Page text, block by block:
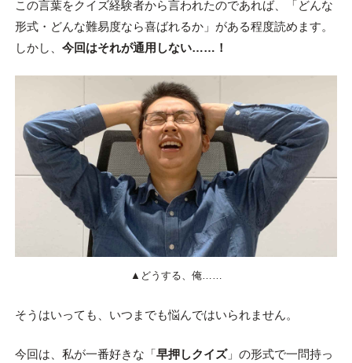
この言葉をクイズ経験者から言われたのであれば、「どんな
形式・どんな難易度なら喜ばれるか」がある程度読めます。
しかし、 今回はそれが通用しない……！
▲どうする、俺……
そうはいっても、いつまでも悩んではいられません。
今回は、私が一番好きな「早押しクイズ」の形式で一問持っ